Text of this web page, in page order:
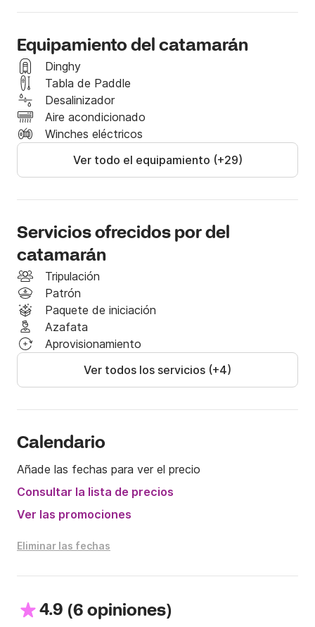
Equipamiento del catamarán
Dinghy
Tabla de Paddle
Desalinizador
Aire acondicionado
Winches eléctricos
Ver todo el equipamiento (+29)
Servicios ofrecidos por del
catamarán
Tripulación
Patrón
Paquete de iniciación
Azafata
Aprovisionamiento
Ver todos los servicios (+4)
Calendario
Añade las fechas para ver el precio
Consultar la lista de precios
Ver las promociones
Eliminar las fechas
4.9 (6 opiniones)